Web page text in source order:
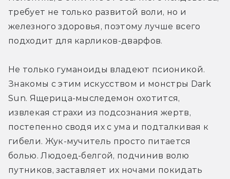
требует не только развитой воли, но и
железного здоровья, поэтому лучше всего
подходит для карликов-дварфов.
Не только гуманоиды владеют псионикой.
Знакомы с этим искусством и монстры Dark
Sun. Ящерица-мыследемон охотится,
извлекая страхи из подсознания жертв,
постепенно сводя их с ума и подталкивая к
гибели. Жук-мучитель просто питается
болью. Людоед-белгой, подчинив волю
путников, заставляет их ночами покидать